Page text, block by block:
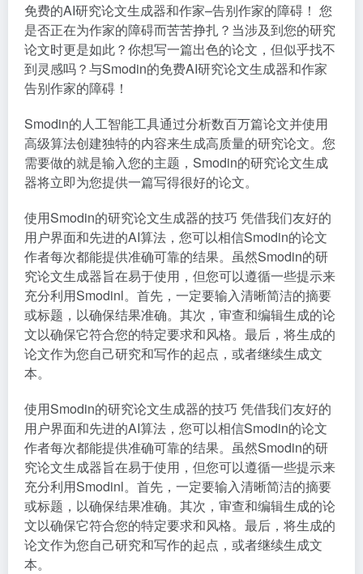
免费的AI研究论文生成器和作家–告别作家的障碍！ 您
是否正在为作家的障碍而苦苦挣扎？当涉及到您的研究
论文时更是如此？你想写一篇出色的论文，但似乎找不
到灵感吗？与Smodin的免费AI研究论文生成器和作家
告别作家的障碍！
Smodin的人工智能工具通过分析数百万篇论文并使用
高级算法创建独特的内容来生成高质量的研究论文。您
需要做的就是输入您的主题，Smodin的研究论文生成
器将立即为您提供一篇写得很好的论文。
使用Smodin的研究论文生成器的技巧 凭借我们友好的
用户界面和先进的AI算法，您可以相信Smodin的论文
作者每次都能提供准确可靠的结果。虽然Smodin的研
究论文生成器旨在易于使用，但您可以遵循一些提示来
充分利用Smodinl。首先，一定要输入清晰简洁的摘要
或标题，以确保结果准确。其次，审查和编辑生成的论
文以确保它符合您的特定要求和风格。最后，将生成的
论文作为您自己研究和写作的起点，或者继续生成文
本。
使用Smodin的研究论文生成器的技巧 凭借我们友好的
用户界面和先进的AI算法，您可以相信Smodin的论文
作者每次都能提供准确可靠的结果。虽然Smodin的研
究论文生成器旨在易于使用，但您可以遵循一些提示来
充分利用Smodinl。首先，一定要输入清晰简洁的摘要
或标题，以确保结果准确。其次，审查和编辑生成的论
文以确保它符合您的特定要求和风格。最后，将生成的
论文作为您自己研究和写作的起点，或者继续生成文
本。